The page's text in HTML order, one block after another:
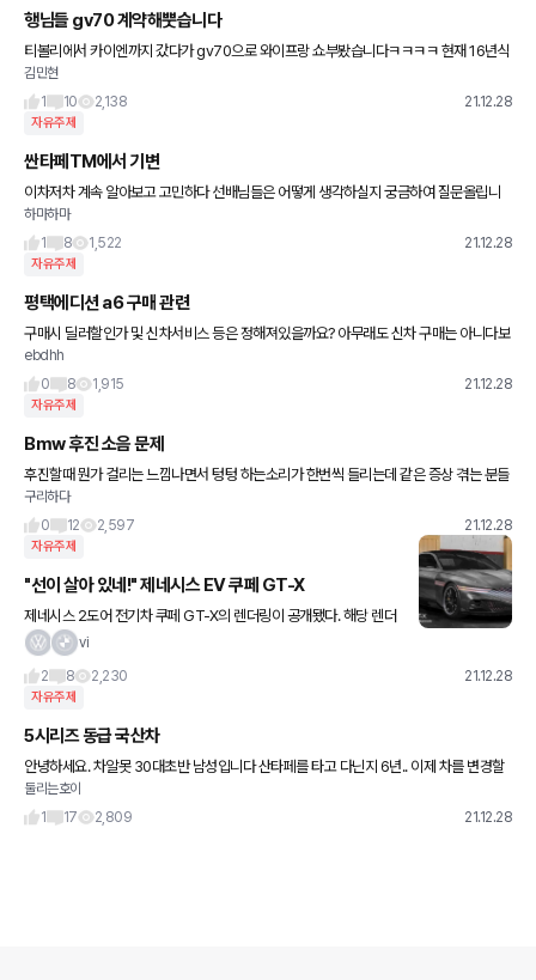
행님들 gv70 계약해뿟습니다
티볼리에서 카이엔까지 갔다가 gv70으로 와이프랑 쇼부봤습니다ㅋㅋㅋㅋ 현재 16년식
cls4기통 디젤딸딸이보유중이며 suv고민정말많이하다가 와이프도탈겸 차박캠핑도하
고 즐기려 suv고민하다가 gv
김민현
1
10 2,138 21.12.28
자유주제
싼타페TM에서 기변
이차저차 계속 알아보고 고민하다 선배님들은 어떻게 생각하실지 궁금하여 질문올립니
다. 싼타페TM 2019 운행중입니다. 기변이유는 와이프가 차가 큰거같다며 운전을 못하
고 있어서 조금 작은차로 생각
하마하마
1
8 1,522 21.12.28
자유주제
평택에디션 a6 구매 관련
구매시 딜러할인가 및 신차서비스 등은 정해져있을까요? 아무래도 신차 구매는 아니다보
니 차이가 있을꺼라 생각되는데요... 여러군데 안알아보고 리스 진행해도 금액, 서비스 차
원에서 차이가 별로 없을지가
ebdhh
0
8 1,915 21.12.28
자유주제
Bmw 후진 소음 문제
후진할때 뭔가 걸리는 느낌나면서 텅텅 하는소리가 한번씩 들리는데 같은 증상 겪는 분들
계신가요?ㅜㅜ 썸머 타이어 그리고 후륜입니다 경험 있으신 형님들 제발 댓글좀 부탁드
립니다
구리하다
0
12 2,597 21.12.28
자유주제
"선이 살아 있네!" 제네시스 EV 쿠페 GT-X
제네시스 2도어 전기차 쿠페 GT-X의 렌더링이 공개됐다. 해당 렌더
링은 유튜브에서 예상도 디자이너로 활동하는 ‘뉴욕맘모스(NYMA
vi
2
8 2,230 21.12.28
자유주제
5시리즈 동급 국산차
안녕하세요. 차알못 30대초반 남성입니다 산타페를 타고 다닌지 6년.. 이제 차를 변경할
려고합니다 최근 520i를 타보고 크기나 여러모로 만족을 하였는데 5시리즈 동일 수준(금
액제외)의 차가 무
둘리는호이
1
17 2,809 21.12.28